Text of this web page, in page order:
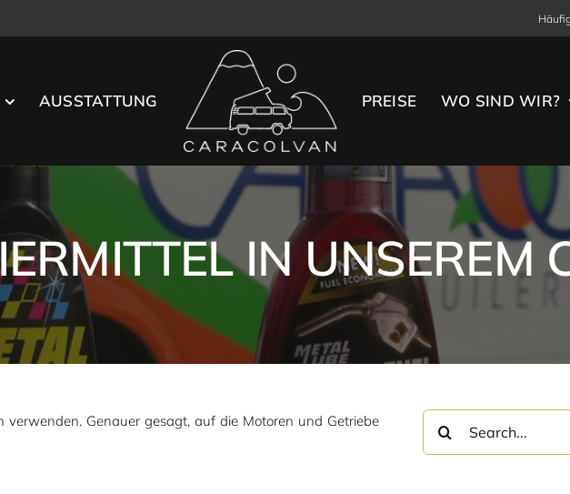
AUSSTATTUNG PREISE WO SIND WIR?
IN UNSEREM
Genauer gesagt, auf die Motoren und Getriebe
Search